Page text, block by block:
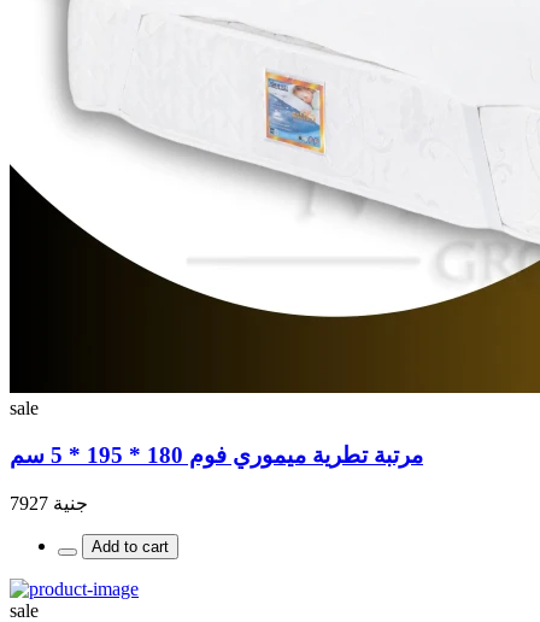
sale
مرتبة تطرية ميموري فوم 180 * 195 * 5 سم
جنية 7927
Add to cart
sale